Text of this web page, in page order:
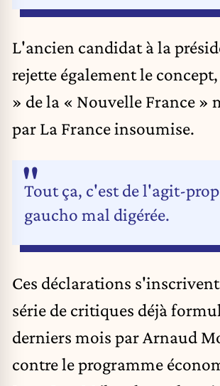
L'ancien candidat à la
rejette également le
» de la « Nouvelle France »
par La France insoumise.
Tout ça, c'est de l'agit-
gaucho mal digérée.
Ces déclarations
série de critiques déjà
derniers mois par Arnaud
contre le programme